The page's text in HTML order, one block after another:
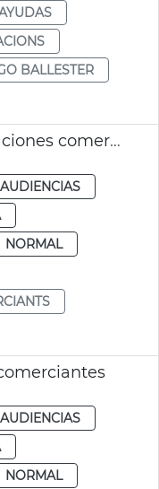
BALLESTER
JGL Subvenciones asociaciones comerciantes València
NORMAL
NORMAL